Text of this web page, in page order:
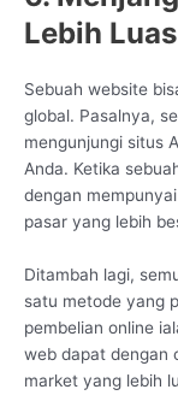
Lebih Luas
Sebuah website
global. Pasalnya,
mengunjungi situs
Anda. Ketika
dengan
pasar yang lebih
Ditambah lagi,
satu metode yang
pembelian online
web dapat dengan
market yang lebih